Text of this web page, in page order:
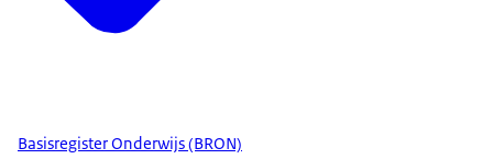
Basisregister Onderwijs (BRON)